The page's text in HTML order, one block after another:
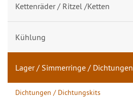
Kettenräder / Ritzel /Ketten
Kühlung
Lager / Simmerringe / Dichtungen
Dichtungen / Dichtungskits